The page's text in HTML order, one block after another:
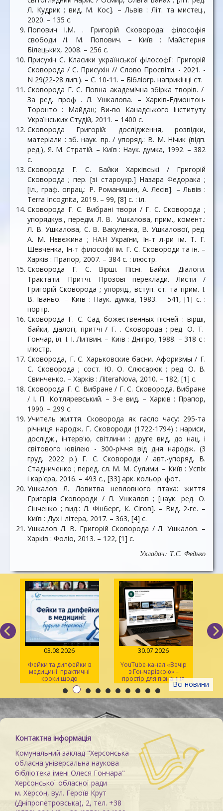
Л. Кудрик ; вид. М. Кос]. – Львів : Літ. та мистец.,
2020. – 135 с.
Попович І.М. . Григорій Сковорода: філософія
свободи /І. М. Попович. – Київ : Майстерня
Білецьких, 2008. – 256 с.
Присухін С. Класики української філософії: Григорій
Сковорода / С. Присухін // Слово Просвіти. - 2021. -
N 29(22-28 лип.). – С. 10-11. – Бібліогр. наприкінці ст.
Сковорода Г. С. Повна академічна збірка творів. /
За ред. проф . Л. Ушкалова. – Харків-Едмонтон-
Торонто : Майдан; Ви-во Канадського Інституту
Українських Студій, 2011. – 1400 с.
Сковорода Григорій: дослідження, розвідки,
матеріали : зб. наук. пр. / упоряд.: В. М. Нічик (відп.
ред.), Я. М. Стратій. – Київ : Наук. думка, 1992. – 382
с.
Сковорода Г. С. Байки Харківські / Григорій
Сковорода ; пер. [зі староукр.] Назара Федорака ;
[іл., граф. опрац.: Р. Романишин, А. Лесів]. – Львів :
Terra Incognita, 2019. – 99, [8] с. : іл.
Сковорода Г. С. Вибрані твори / Г. С. Сковорода ;
упорядкув., передм. Л. В. Ушкалова, прим., комент.:
Л. В. Ушкалова, С. В. Вакуленка, В. Ушкалової, ред.
А. М. Нєвєжина ; НАН України, Ін-т л-ри ім. Т. Г.
Шевченка, Ін-т фiлософiї ім. Г. С. Сковороди та ін. –
Харків : Прапор, 2007. – 384 с. : ілюстр.
Сковорода Г. С. Вірші. Пісні. Байки. Діалоги.
Трактати. Притчі. Прозові переклади. Листи /
Григорій Сковорода ; упоряд., вступ. ст. та прим. І.
В. Іваньо. – Київ : Наук. думка, 1983. – 541, [1] с. :
портр.
Сковорода Г. С. Сад божественных пiсней : вiршi,
байки, дiалогi, притчi / Г. . Сковорода ; ред. О. Т.
Гончар, іл. І. І. Литвин. – Київ : Дніпро, 1988. – 318 c :
ілюстр.
Сковорода, Г. С. Харьковские басни. Афоризмы / Г.
С. Сковорода ; сост. Ю. О. Слюсарюк ; ред. О. В.
Свинченко. – Харків : ЛiteraNova, 2010. – 182, [1] с.
Сковорода Г. С. Вибране / Г. С. Сковорода. Вибране
/ І. П. Котляревський. – 3-е вид. – Харків : Прапор,
1990. – 299 с.
Учитель життя. Сковорода як гасло часу: 295-та
річниця народж. Г. Сковороди (1722-1794) : нариси,
дослідж., інтерв'ю, світлини : друге вид. до нац. і
світового ювілею - 300-річчя від дня народж. (3
груд. 2022 р.) Г. С. Сковороди / авт.-упоряд. В.
Стадниченко ; перед. сл. М. М. Сулими. – Київ : Успіх
і кар'єра, 2016. – 493 с., [33] арк. кольор. фот.
Ушкалов Л. Ловитва невловного птаха: життя
Григорія Сковороди / Л. Ушкалов ; [наук. ред. О.
Сінченко ; вид.: Л. Фінберг, К. Сігов]. – Вид. 2-ге. –
Київ : Дух і літера, 2017. – 363, [4] с.
Ушкалов Л. В. Григорій Сковорода / Л. Ушкалов. –
Харків : Фоліо, 2013. – 122, [1] с.
Укладач: Т.С. Федько
Всі новини
03.08.2026
Фейки та дипфейки в
медицині: практичні
кроки щодо
розпізнавання
30.07.2026
YouTube-канал «Вечір
з Гончарівкою» –
простір для пізнання
та натхнення
Контактна інформація
Комунальний заклад "Херсонська
обласна універсальна наукова
бібліотека імені Олеся Гончара"
Херсонської обласної ради
м. Херсон, вул. Героїв Крут
(Дніпропетровська), 2, тел. +38